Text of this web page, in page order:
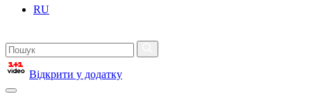
RU
Відкрити у додатку